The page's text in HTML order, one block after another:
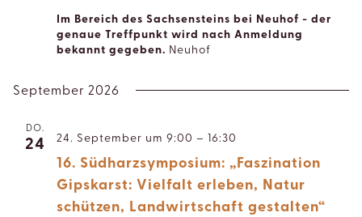
Im Bereich des Sachsensteins bei Neuhof - der
genaue Treffpunkt wird nach Anmeldung
bekannt gegeben. Neuhof
September 2026
DO.
24
16. Südharzsymposium: „Faszination
Gipskarst: Vielfalt erleben, Natur
schützen, Landwirtschaft gestalten“
24. September um 9:00 – 16:30